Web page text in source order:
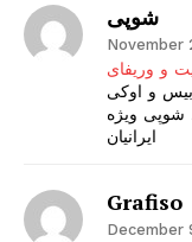
شوپی
November
و وریفای
و اوکی
شوپی ویژه
ایرانیان
Grafiso
December